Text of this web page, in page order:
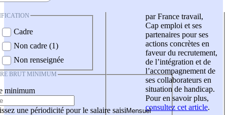
Cadre
Non cadre (1)
Non renseignée
BRUT MINIMUM
minimum
une périodicité pour le salaire saisi
par France travail,
Cap emploi et ses
partenaires pour ses
actions concrètes en
faveur du recrutement,
de l’intégration et de
l’accompagnement de
ses collaborateurs en
situation de handicap.
Pour en savoir plus,
consultez cet article.